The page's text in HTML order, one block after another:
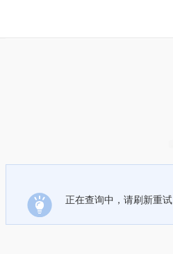
正在查询中，请刷新重试